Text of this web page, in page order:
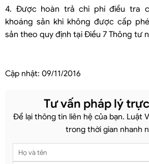
4. Được hoàn trả chi phí điều tra
khoáng sản khi không được cấp
sản theo quy định tại Điều 7 Thông tư
Cập nhật: 09/11/2016
Tư vấn pháp lý
Để lại thông tin liên hệ của bạn. Luật
trong thời gian nhanh